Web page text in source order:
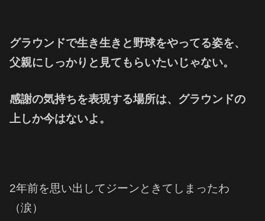
グラウンドで生き生きと野球をやってる姿を、
父親にしっかりと見てもらいたいじゃない。
感謝の気持ちを表現する場所は、グラウンドの
上しか今はないよ。
2年前を思い出してジーンときてしまったわ
（涙）